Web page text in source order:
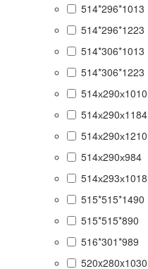
514*296*1013
514*296*1223
514*306*1013
514*306*1223
514х290х1010
514х290х1184
514х290х1210
514х290х984
514х293х1018
515*515*1490
515*515*890
516*301*989
520x280x1030